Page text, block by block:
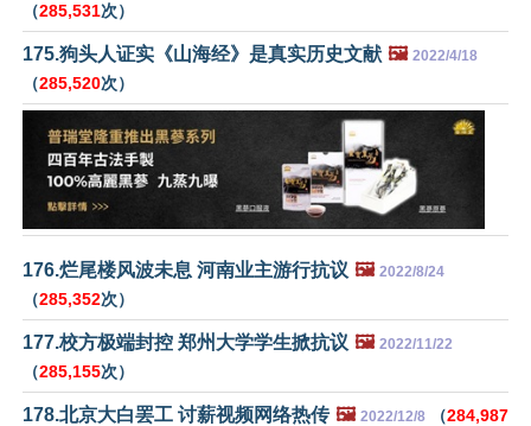
（285,531次）
175.狗头人证实《山海经》是真实历史文献 🖼️ 2022/4/18
（285,520次）
176.烂尾楼风波未息 河南业主游行抗议 🖼️ 2022/8/24
（285,352次）
177.校方极端封控 郑州大学学生掀抗议 🖼️ 2022/11/22
（285,155次）
178.北京大白罢工 讨薪视频网络热传 🖼️ 2022/12/8 （284,987